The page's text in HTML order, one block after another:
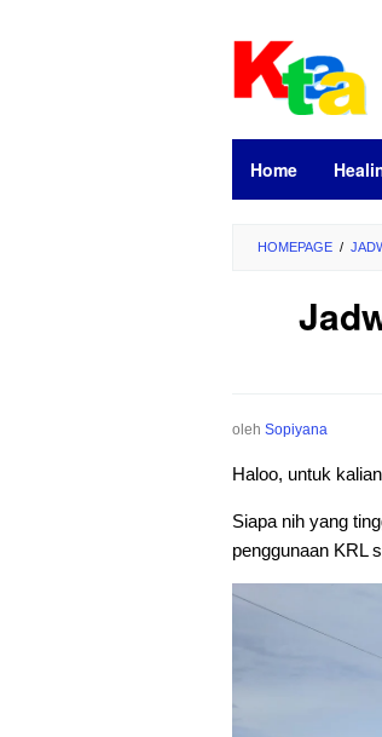
Home
HOMEPAGE /
oleh Sopiyana
Haloo, untuk
Siapa nih yang
penggunaan KRL